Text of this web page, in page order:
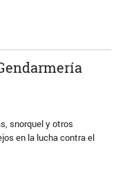
snorquel y otros
en la lucha contra el